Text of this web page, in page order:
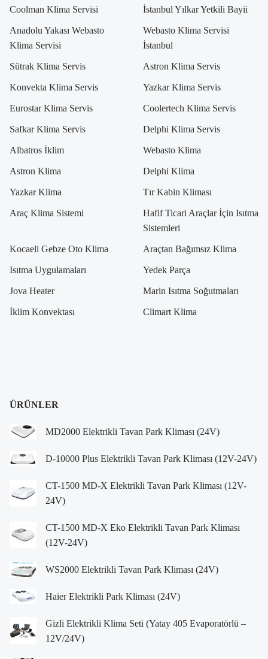
Coolman Klima Servisi İstanbul Yılkar Yetkili Bayii
Anadolu Yakası Webasto
Klima Servisi
Webasto Klima Servisi
İstanbul
Sütrak Klima Servis Astron Klima Servis
Konvekta Klima Servis Yazkar Klima Servis
Eurostar Klima Servis Coolertech Klima Servis
Safkar Klima Servis Delphi Klima Servis
Albatros İklim Webasto Klima
Astron Klima Delphi Klima
Yazkar Klima Tır Kabin Kliması
Araç Klima Sistemi
Hafif Ticari Araçlar İçin Isıtma
Sistemleri
Kocaeli Gebze Oto Klima Araçtan Bağımsız Klima
Isıtma Uygulamaları Yedek Parça
Jova Heater Marin Isıtma Soğutmaları
İklim Konvektası Climart Klima
ÜRÜNLER
MD2000 Elektrikli Tavan Park Kliması (24V)
D-10000 Plus Elektrikli Tavan Park Kliması (12V-24V)
CT-1500 MD-X Elektrikli Tavan Park Kliması (12V-
24V)
CT-1500 MD-X Eko Elektrikli Tavan Park Kliması
(12V-24V)
WS2000 Elektrikli Tavan Park Kliması (24V)
Haier Elektrikli Park Kliması (24V)
Gizli Elektrikli Klima Seti (Yatay 405 Evaporatörlü –
12V/24V)